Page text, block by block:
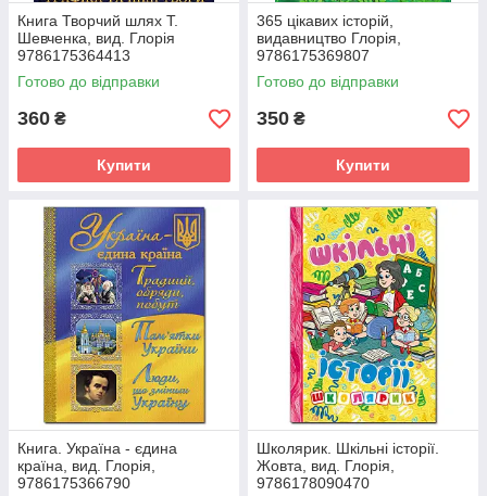
Книга Творчий шлях Т.
Шевченка, вид. Глорія
9786175364413
Готово до відправки
360 ₴
Купити
365 цікавих історій,
видавництво Глорія,
9786175369807
Готово до відправки
350 ₴
Купити
Книга. Україна - єдина
країна, вид. Глорія,
9786175366790
Школярик. Шкільні історії.
Жовта, вид. Глорія,
9786178090470